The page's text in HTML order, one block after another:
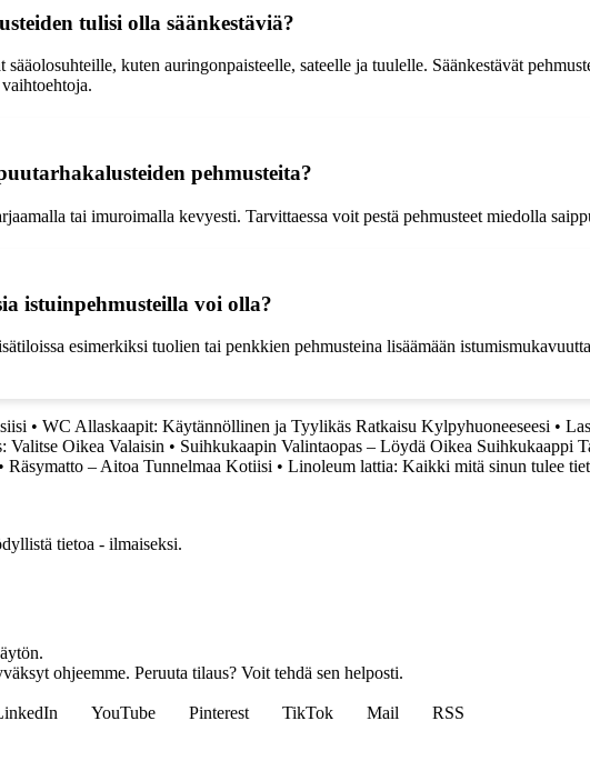
tulisi olla säänkestäviä?
kuten auringonpaisteelle, sateelle ja tuulelle. Säänkestävät
pehmusteita?
tai imuroimalla kevyesti. Tarvittaessa voit pestä pehmusteet miedolla
istuinpehmusteilla voi olla?
esimerkiksi tuolien tai penkkien pehmusteina lisäämään
• WC Allaskaapit: Käytännöllinen ja Tyylikäs Ratkaisu Kylpyhuoneeseesi •
Valitse Oikea Valaisin • Suihkukaapin Valintaopas – Löydä Oikea Suihkukaappi
• Räsymatto – Aitoa Tunnelmaa Kotiisi • Linoleum lattia: Kaikki mitä sinun tulee
tietoa - ilmaiseksi.
ohjeemme. Peruuta tilaus? Voit tehdä sen helposti.
YouTube Pinterest TikTok Mail
RSS